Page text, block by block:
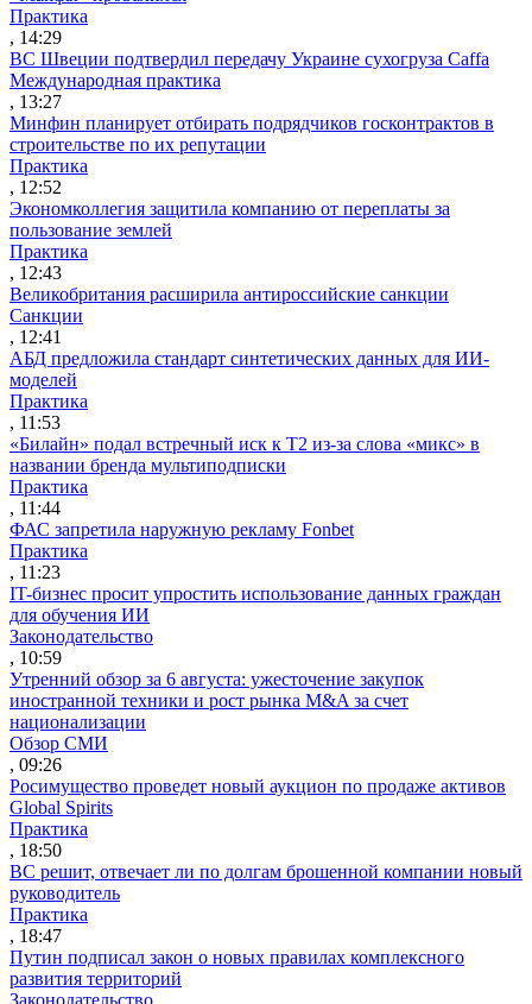
Практика
, 14:29
ВС Швеции подтвердил передачу Украине сухогруза Caffa
Международная практика
, 13:27
Минфин планирует отбирать подрядчиков госконтрактов в
строительстве по их репутации
Практика
, 12:52
Экономколлегия защитила компанию от переплаты за
пользование землей
Практика
, 12:43
Великобритания расширила антироссийские санкции
Санкции
, 12:41
АБД предложила стандарт синтетических данных для ИИ-
моделей
Практика
, 11:53
«Билайн» подал встречный иск к Т2 из-за слова «микс» в
названии бренда мультиподписки
Практика
, 11:44
ФАС запретила наружную рекламу Fonbet
Практика
, 11:23
IT-бизнес просит упростить использование данных граждан
для обучения ИИ
Законодательство
, 10:59
Утренний обзор за 6 августа: ужесточение закупок
иностранной техники и рост рынка M&A за счет
национализации
Обзор СМИ
, 09:26
Росимущество проведет новый аукцион по продаже активов
Global Spirits
Практика
, 18:50
ВС решит, отвечает ли по долгам брошенной компании новый
руководитель
Практика
, 18:47
Путин подписал закон о новых правилах комплексного
развития территорий
Законодательство